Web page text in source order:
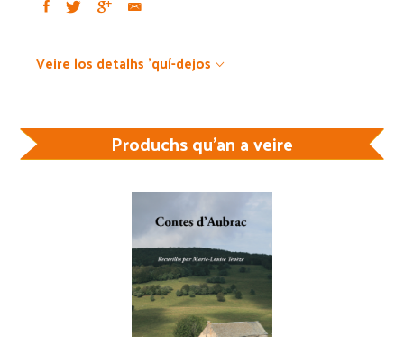
Veire los detalhs 'quí-dejos
Produchs qu'an a veire